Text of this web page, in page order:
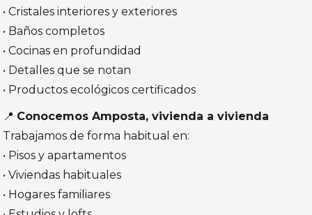
• Cristales interiores y exteriores
• Baños completos
• Cocinas en profundidad
• Detalles que se notan
• Productos ecológicos certificados
📍 Conocemos Amposta, vivienda a vivienda
Trabajamos de forma habitual en:
• Pisos y apartamentos
• Viviendas habituales
• Hogares familiares